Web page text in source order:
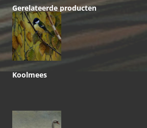
Gerelateerde producten
Koolmees